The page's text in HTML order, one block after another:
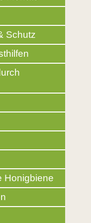
für Bienen
Schutz
Honigbiene